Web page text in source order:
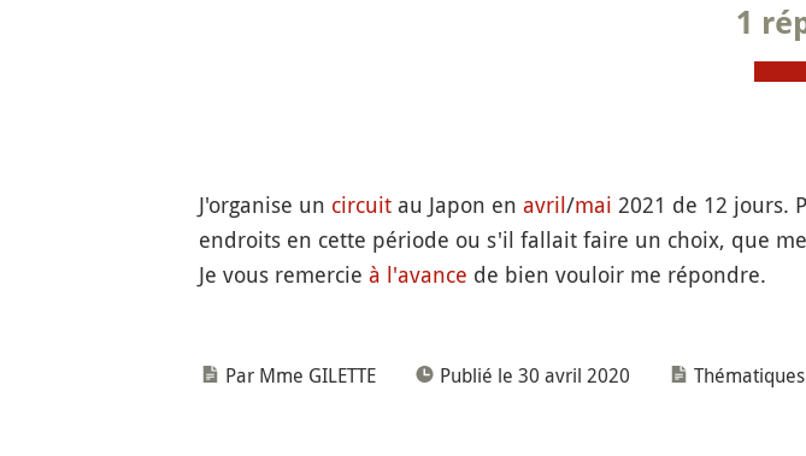
1
J'organise un circuitau Japon en avril/mai 2021 de 12 jours.
endroits en cette période ou s'il fallait faire un choix, que
Je vous remercie à l'avance de bien vouloir me répondre.
Par Mme GILETTE Publié le 30 avril 2020